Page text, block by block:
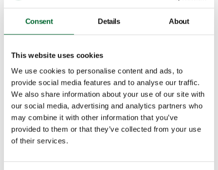
Consent Details About
This website uses cookies
We use cookies to personalise content and ads, to
provide social media features and to analyse our traffic.
We also share information about your use of our site with
our social media, advertising and analytics partners who
may combine it with other information that you’ve
provided to them or that they’ve collected from your use
of their services.
Witterungseinflüssen bietet. Sie überqueren eine 4,5
Biljana Tomić: "Wir haben eine viel bessere Kontrolle
geliefert werden, und viel weniger Arbeitsaufwand
auf dem Hof. Manchmal fragten wir uns, ob wir nicht
einen Weg finden könnten, die Konstruktionsmängel
der Farm zu umgehen. Dank unserer Partner, die
ihre eigenen Lösungen mit uns teilten, und der
unschätzbaren Beratung durch unseren
erreichen. Ron Meijerhof, haben wir einen großen